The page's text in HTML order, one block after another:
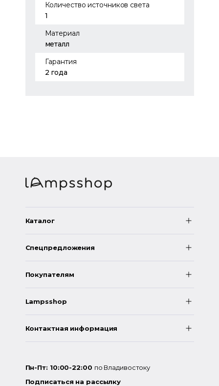
Количество источников света
1
Материал
металл
Гарантия
2 года
Каталог
Спецпредложения
Покупателям
Lampsshop
Контактная информация
Пн-Пт: 10:00-22:00 по Владивостоку
Подписаться на рассылку